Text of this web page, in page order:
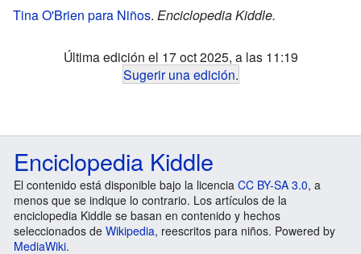
Tina O'Brien para Niños. Enciclopedia Kiddle.
Última edición el 17 oct 2025, a las 11:19
Sugerir una edición.
Enciclopedia Kiddle
El contenido está disponible bajo la licencia CC BY-SA 3.0, a
menos que se indique lo contrario. Los artículos de la
enciclopedia Kiddle se basan en contenido y hechos
seleccionados de Wikipedia, reescritos para niños. Powered by
MediaWiki.